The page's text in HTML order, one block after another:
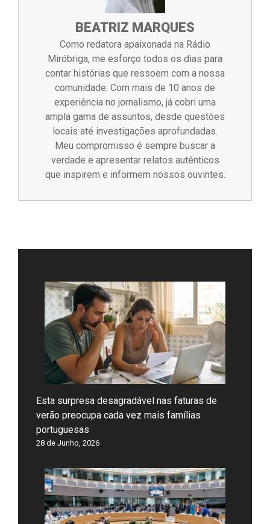
BEATRIZ MARQUES
Como redatora apaixonada na Rádio
Miróbriga, me esforço todos os dias para
contar histórias que ressoem com a nossa
comunidade. Com mais de 10 anos de
experiência no jornalismo, já cobri uma
ampla gama de assuntos, desde questões
locais até investigações aprofundadas.
Meu compromisso é sempre buscar a
verdade e apresentar relatos autênticos
que inspirem e informem nossos ouvintes.
Esta surpresa desagradável nas faturas de
verão preocupa cada vez mais famílias
portuguesas
28 de Junho, 2026